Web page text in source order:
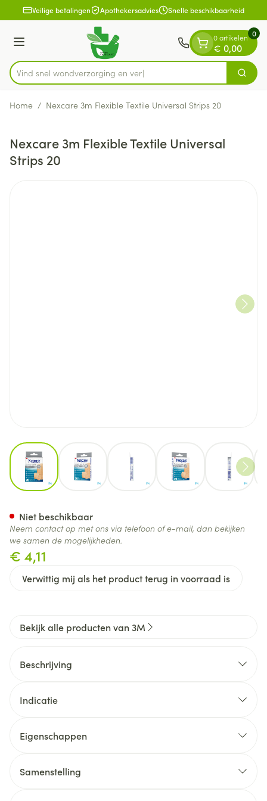
Ga naar de inhoud
1 van 1Veilige betalingen Apothekersadvies Snelle beschikbaarheid
Menu
Product, merk, categorie...
Vind snel wondverzorgin Zoek
0 artikelen
€ 0,00
0
Home / Nexcare 3m Flexible Textile Universal Strips 20
Nexcare 3m Flexible Textile Universal
Strips 20
View larger imageView larger imageView larger image
€ 4,11
Verwittig mij als het product terug in voorraad is
Niet beschikbaar
Neem contact op met ons via telefoon of e-mail, dan bekijken
we samen de mogelijkheden.
Bekijk alle producten van 3M
Beschrijving
Indicatie
Eigenschappen
meebeweegt
Samenstelling